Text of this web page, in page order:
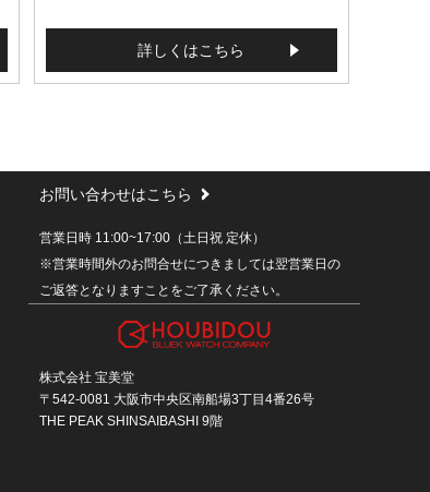
詳しくはこちら
お問い合わせはこちら
営業日時 11:00~17:00（土日祝 定休）
※営業時間外のお問合せにつきましては翌営業日の
ご返答となりますことをご了承ください。
株式会社 宝美堂
〒542-0081 大阪市中央区南船場3丁目4番26号
THE PEAK SHINSAIBASHI 9階